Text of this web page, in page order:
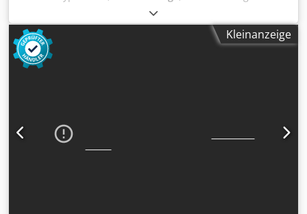
, Betriebsstunden:
Modelljahr: 2003 Antrieb: Rad Zylinderzahl: 6 Leergewicht:
18.050 kg Technischer Zustand: gut Optischer Zustand:
durchschnittlich Preis: Auf Anfrage Seriennummer:
ZEF169WTN3W000119 Wenden Sie sich an Ernst van Hek,
Kleinanzeige